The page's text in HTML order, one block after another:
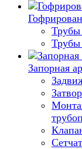
Трубы
Трубы
Запорная